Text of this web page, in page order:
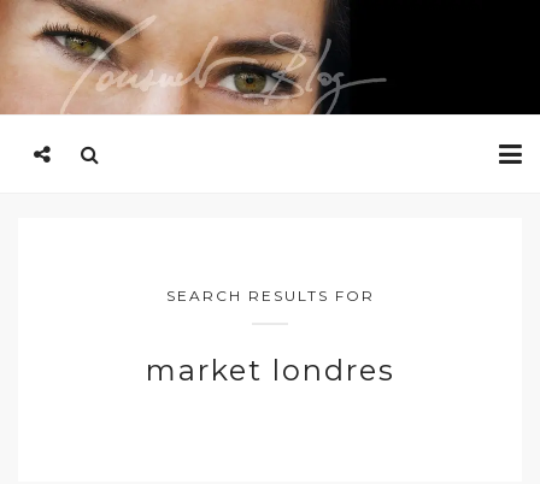
SEARCH RESULTS FOR
market londres